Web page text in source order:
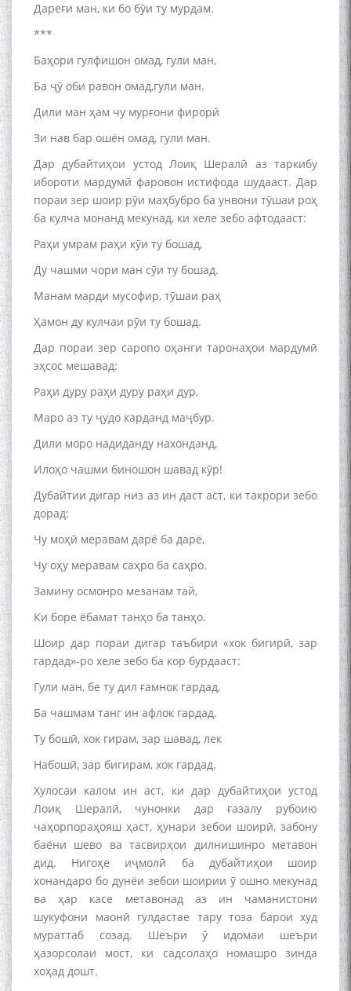
Дареғи ман, ки бо бӯи ту мурдам.
***
Баҳори гулфишон омад, гули ман,
Ба ҷӯ оби равон омад,гули ман.
Дили ман ҳам чу мурғони фирорӣ
Зи нав бар ошён омад, гули ман.
Дар дубайтиҳои устод Лоиқ Шералӣ аз таркибу
ибороти мардумӣ фаровон истифода шудааст. Дар
пораи зер шоир рӯи маҳбубро ба унвони тӯшаи роҳ
ба кулча монанд мекунад, ки хеле зебо афтодааст:
Раҳи умрам раҳи кӯи ту бошад,
Ду чашми чори ман сӯи ту бошад.
Манам марди мусофир, тӯшаи раҳ
Ҳамон ду кулчаи рӯи ту бошад.
Дар пораи зер саропо оҳанги таронаҳои мардумӣ
эҳсос мешавад:
Раҳи дуру раҳи дуру раҳи дур,
Маро аз ту ҷудо карданд маҷбур.
Дили моро надиданду нахонданд,
Илоҳо чашми биношон шавад кӯр!
Дубайтии дигар низ аз ин даст аст, ки такрори зебо
дорад:
Чу моҳӣ меравам дарё ба дарё,
Чу оҳу меравам саҳро ба саҳро.
Замину осмонро мезанам тай,
Ки боре ёбамат танҳо ба танҳо.
Шоир дар пораи дигар таъбири «хок бигирӣ, зар
гардад»-ро хеле зебо ба кор бурдааст:
Гули ман, бе ту дил ғамнок гардад,
Ба чашмам танг ин афлок гардад.
Ту бошӣ, хок гирам, зар шавад, лек
Набошӣ, зар бигирам, хок гардад.
Хулосаи калом ин аст, ки дар дубайтиҳои устод
Лоиқ Шералӣ, чунонки дар ғазалу рубоию
чаҳорпораҳояш ҳаст, ҳунари зебои шоирӣ, забону
баёни шево ва тасвирҳои дилнишинро метавон
дид. Нигоҳе иҷмолӣ ба дубайтиҳои шоир
хонандаро бо дунёи зебои шоирии ӯ ошно мекунад
ва ҳар касе метавонад аз ин чаманистони
шукуфони маонӣ гулдастае тару тоза барои худ
мураттаб созад. Шеъри ӯ идомаи шеъри
ҳазорсолаи мост, ки садсолаҳо номашро зинда
хоҳад дошт.
قناعت Mumin Qanoat
Сухбати навқаламон бо
Муъмин Қаноат\Meeting of
young talents with Mumyin
Kanoat
The Persian Gulf Beautiful
poetry from Устод Мумин
Қаноат (Ustod Mumin Qanoat)
Mehrafarin about the conflict
Gulf
Сайри Дарвоз бо Мӯъмин
мезанад
ШАРҲИ МУЛОҚОТ БО АҲЛИ
ИЛМ ВА МАОРИФИ КИШВАР
АЗ ҶОНИБИ ОЛИМОНИ
АКАДЕМИЯИ МИЛЛИИ
БО 4 000 000 СОМОНӢ
ПАЙКАРА ВА ОСОРХОНАИ
МӮЪМИН ҚАНОАТ СОХТА
ШУД!
Кадамчо Худои Шарифзода